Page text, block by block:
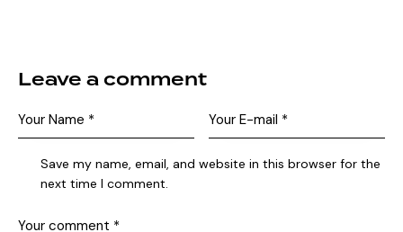
Leave a comment
Save my name, email, and website in this browser for the
next time I comment.